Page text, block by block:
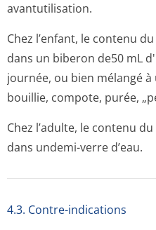
avantutilisation.
Chez l’enfant, le contenu
dans un biberon de50 mL
journée, ou bien mélangé
bouillie, compote, purée,
Chez l’adulte, le contenu
dans undemi-verre d’eau.
4.3. Contre-indications